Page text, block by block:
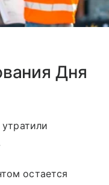
Дня
остается